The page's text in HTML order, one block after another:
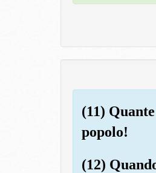
(11)
popolo!
(12)